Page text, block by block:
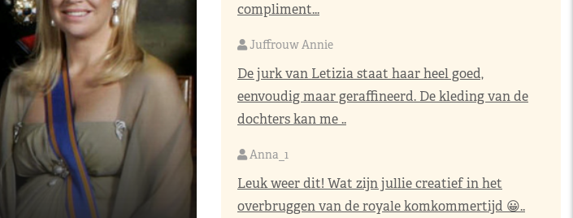
compliment...
Juffrouw Annie
De jurk van Letizia staat haar heel goed,
eenvoudig maar geraffineerd. De kleding van de
dochters kan me ..
Anna_1
Leuk weer dit! Wat zijn jullie creatief in het
overbruggen van de royale komkommertijd 😀..